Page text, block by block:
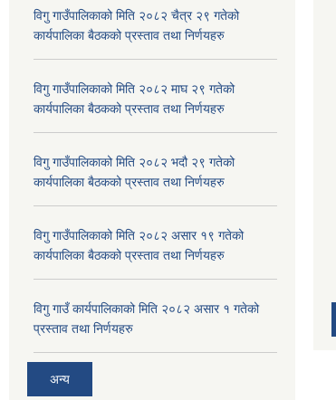
विगु गाउँपालिकाको मिति २०८२ चैत्र २९ गतेको
कार्यपालिका बैठकको प्रस्ताव तथा निर्णयहरु
विगु गाउँपालिकाको मिति २०८२ माघ २९ गतेको
कार्यपालिका बैठकको प्रस्ताव तथा निर्णयहरु
विगु गाउँपालिकाको मिति २०८२ भदौ २९ गतेको
कार्यपालिका बैठकको प्रस्ताव तथा निर्णयहरु
विगु गाउँपालिकाको मिति २०८२ असार १९ गतेको
कार्यपालिका बैठकको प्रस्ताव तथा निर्णयहरु
विगु गाउँ कार्यपालिकाको मिति २०८२ असार १ गतेको
प्रस्ताव तथा निर्णयहरु
अन्य